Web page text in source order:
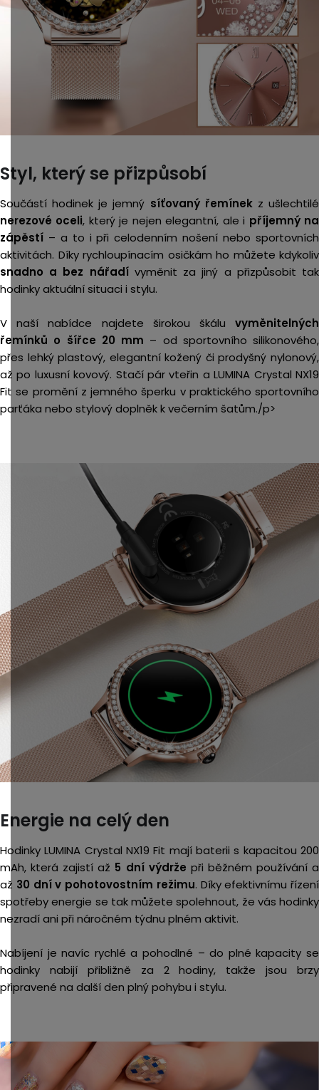
Styl, který se přizpůsobí
Součástí hodinek je jemný síťovaný řemínekz ušlechtilé
nerezové oceli, který je nejen elegantní, ale i příjemný na
zápěstí – a to i při celodenním nošení nebo sportovních
aktivitách. Díky rychloupínacím osičkám ho můžete kdykoliv
snadno a bez nářadívyměnit za jiný a přizpůsobit tak
hodinky aktuální situaci i stylu.
V naší nabídce najdete širokou škálu vyměnitelných
řemínků o šířce 20 mm – od sportovního silikonového,
přes lehký plastový, elegantní kožený či prodyšný nylonový,
až po luxusní kovový. Stačí pár vteřin a LUMINA Crystal NX19
Fit se promění z jemného šperku v praktického sportovního
parťáka nebo stylový doplněk k večerním šatům./p>
Energie na celý den
Hodinky LUMINA Crystal NX19 Fit mají baterii s kapacitou 200
mAh, která zajistí až 5 dní výdrže při běžném používání a
až 30 dní v pohotovostním režimu. Díky efektivnímu řízení
spotřeby energie se tak můžete spolehnout, že vás hodinky
nezradí ani při náročném týdnu plném aktivit.
Nabíjení je navíc rychlé a pohodlné – do plné kapacity se
hodinky nabijí přibližně za 2 hodiny, takže jsou brzy
připravené na další den plný pohybu i stylu.